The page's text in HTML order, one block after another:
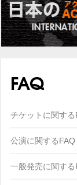
FAQ
チケットに関する
公演に関するFAQ
一般発売に関する